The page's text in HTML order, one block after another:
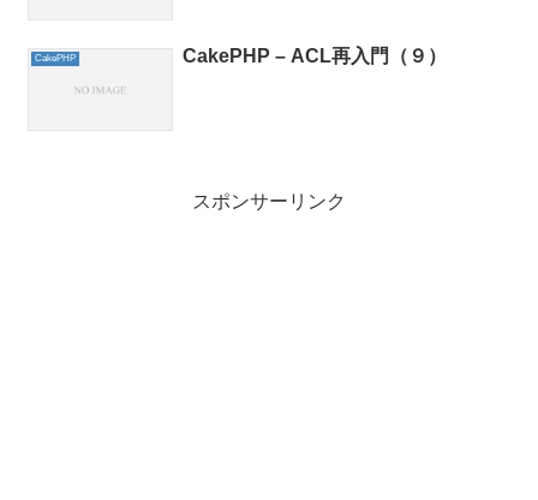
CakePHP CakePHP – ACL再入門（９）
スポンサーリンク